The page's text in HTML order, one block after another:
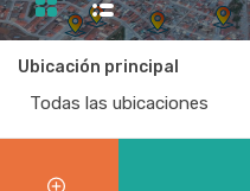
Ubicación principal
Todas las ubicaciones